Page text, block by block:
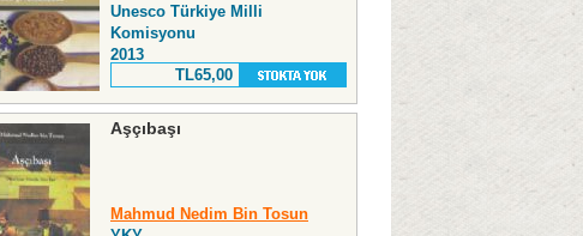
Unesco Türkiye Milli
Komisyonu
2013
TL65,00
Aşçıbaşı
Mahmud Nedim Bin Tosun